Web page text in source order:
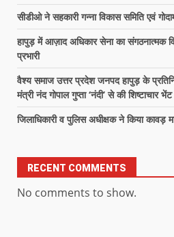
सीडीओ ने सहकारी गन्ना विकास समिति एवं
हापुड़ में आज़ाद अधिकार सेना का संगठनात्मक
प्रभारी
वैश्य समाज उत्तर प्रदेश जनपद हापुड़ के
मंत्री नंद गोपाल गुप्ता ‘नंदी’ से की शिष्टाचार भेंट
जिलाधिकारी व पुलिस अधीक्षक ने किया कावड़
RECENT COMMENTS
No comments to show.